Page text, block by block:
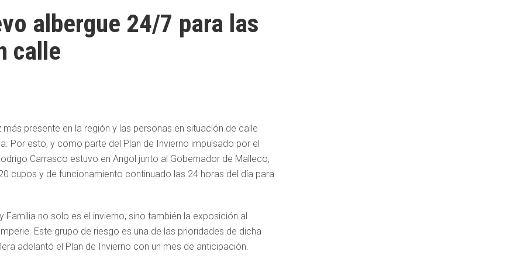
albergue 24/7 para las
calle
presente en la región y las personas en situación de calle
Por esto, y como parte del Plan de Invierno impulsado por el
Carrasco estuvo en Angol junto al Gobernador de Malleco,
cupos y de funcionamiento continuado las 24 horas del día para
no solo es el invierno, sino también la exposición al
Este grupo de riesgo es una de las prioridades de dicha
adelantó el Plan de Invierno con un mes de anticipación.